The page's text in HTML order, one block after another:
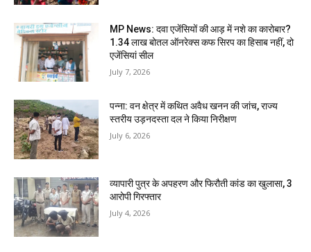
MP News: दवा एजेंसियों की आड़ में नशे का कारोबार?
1.34 लाख बोतल ऑनरेक्स कफ सिरप का हिसाब नहीं, दो
एजेंसियां सील
July 7, 2026
पन्ना: वन क्षेत्र में कथित अवैध खनन की जांच, राज्य
स्तरीय उड़नदस्ता दल ने किया निरीक्षण
July 6, 2026
व्यापारी पुत्र के अपहरण और फिरौती कांड का खुलासा, 3
आरोपी गिरफ्तार
July 4, 2026